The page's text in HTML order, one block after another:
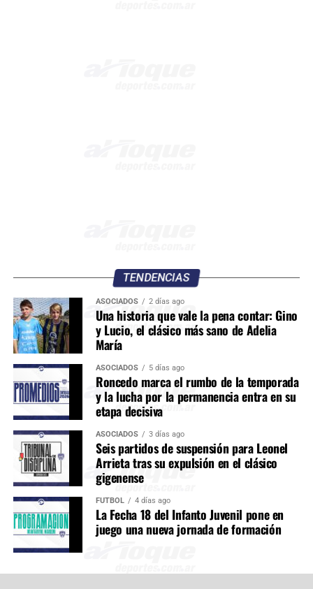
TENDENCIAS
ASOCIADOS 2 días ago
Una historia que vale la pena contar: Gino
y Lucio, el clásico más sano de Adelia
María
ASOCIADOS 5 días ago
Roncedo marca el rumbo de la temporada
y la lucha por la permanencia entra en su
etapa decisiva
ASOCIADOS 3 días ago
Seis partidos de suspensión para Leonel
Arrieta tras su expulsión en el clásico
gigenense
FÚTBOL 4 días ago
La Fecha 18 del Infanto Juvenil pone en
juego una nueva jornada de formación